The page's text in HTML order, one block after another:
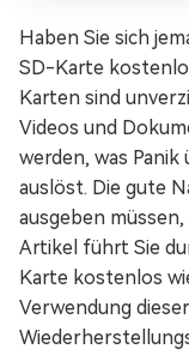
Haben Sie sich
SD-Karte
Karten sind
Videos und
werden, was
auslöst. Die gute
ausgeben
Artikel führt Sie
Karte kostenlos
Verwendung